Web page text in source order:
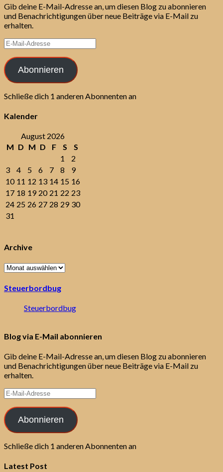
Gib deine E-Mail-Adresse an, um diesen Blog zu abonnieren
und Benachrichtigungen über neue Beiträge via E-Mail zu
erhalten.
E-
Mail-
Adresse
Abonnieren
Schließe dich 1 anderen Abonnenten an
Kalender
August 2026
M D M D F S
S
1
2
3
4 5 6 7 8
9
10 11 12 13 14 15 16
17 18 19 20 21 22 23
24 25 26 27 28 29 30
31
Archive
Archive
Steuerbordbug
Steuerbordbug
Blog via E-Mail abonnieren
Gib deine E-Mail-Adresse an, um diesen Blog zu abonnieren
und Benachrichtigungen über neue Beiträge via E-Mail zu
erhalten.
E-
Mail-
Adresse
Abonnieren
Schließe dich 1 anderen Abonnenten an
Latest Post